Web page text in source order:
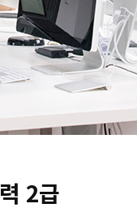
2급